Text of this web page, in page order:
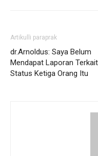
Artikulli paraprak
dr.Arnoldus: Saya Belum
Mendapat Laporan Terkait
Status Ketiga Orang Itu